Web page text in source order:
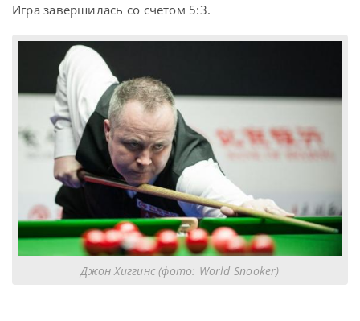
Игра завершилась со счетом 5:3.
Джон Хиггинс (фото: World Snooker)